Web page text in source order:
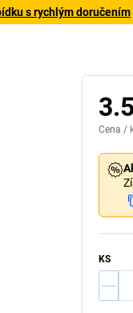
s rychlým doručením
Cena /
KS